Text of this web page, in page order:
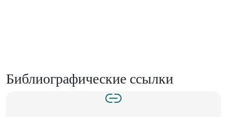
Библиографические ссылки